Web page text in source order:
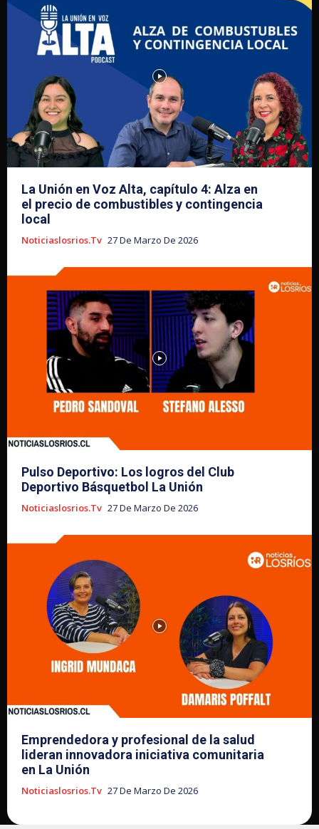
La Unión en Voz Alta, capítulo 4: Alza en
el precio de combustibles y contingencia
local
Noticiaslosrios.tv 27 De Marzo De 2026
Pulso Deportivo: Los logros del Club
Deportivo Básquetbol La Unión
Noticiaslosrios.tv 27 De Marzo De 2026
Emprendedora y profesional de la salud
lideran innovadora iniciativa comunitaria
en La Unión
Noticiaslosrios.tv 27 De Marzo De 2026